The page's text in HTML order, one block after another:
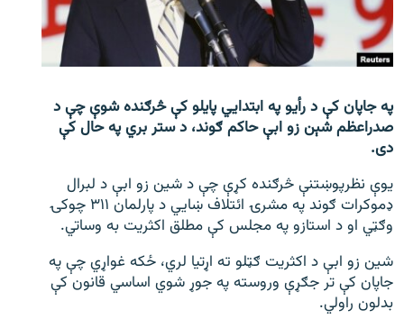
اړیکه
دري پاڼه
Azadi English
راسره ملګري شئ
د ازادې اروپا/ ازادي راډيو ټولې پاڼې
په جاپان کې د رأیو په ابتدايي پایلو کې څرګنده شوې چې د
صدراعظم شېن زو ابې حاکم ګوند، د ستر بري په حال کې
دی.
یوې نظرپوښتنې څرګنده کړې چې د شین زو ابې د لبرال
ډموکرات ګوند په مشرۍ ائتلاف ښايي د پارلمان ۳۱۱ چوکۍ
وګټي او د استازو په مجلس کې مطلق اکثریت به وساتي.
شین زو ابې د اکثریت ګټلو ته اړتیا لري، ځکه غواړي چې په
جاپان کې تر جګړې وروسته په جوړ شوي اساسي قانون کې
بدلون راولي.